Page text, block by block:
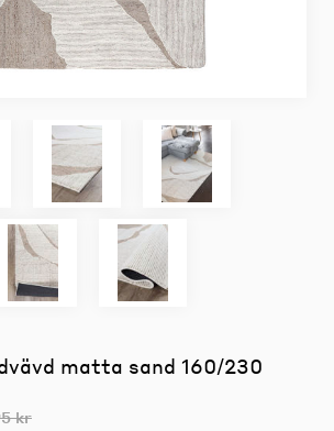
matta sand 160/230
kr